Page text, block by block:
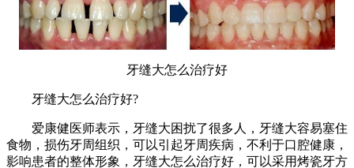
牙缝大怎么治疗好
牙缝大怎么治疗好?
爱康健医师表示，牙缝大困扰了很多人，牙缝大容易塞住
食物，损伤牙周组织，可以引起牙周疾病，不利于口腔健康，
影响患者的整体形象，牙缝大怎么治疗好，可以采用烤瓷牙方